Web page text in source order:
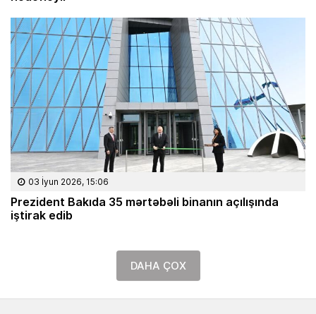
03 İyun 2026, 15:06
Prezident Bakıda 35 mərtəbəli binanın açılışında
iştirak edib
DAHA ÇOX